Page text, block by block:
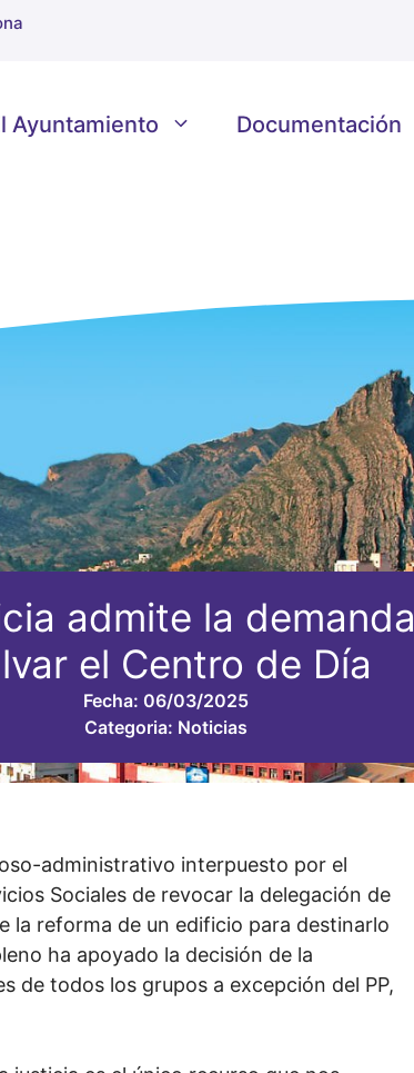
Ayuntamiento Documentación
admite la
el Centro de Día
Fecha: 06/03/2025
Categoria: Noticias
administrativo interpuesto por el
Sociales de revocar la delegación de
la reforma de un edificio para destinarlo
ha apoyado la decisión de la
de todos los grupos a excepción del PP,